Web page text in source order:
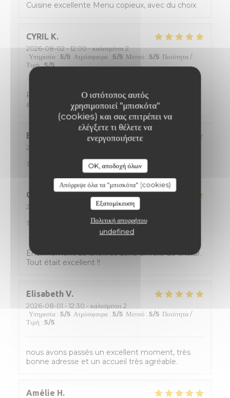
Ο ιστότοπος αυτός
χρησιμοποιεί "μπισκότα"
(cookies) και σας επιτρέπει να
ελέγξετε τι θέλετε να
ενεργοποιήσετε
OK, αποδοχή όλων
Απόρριψε όλα τα "μπισκότα" (cookies)
Εξατομίκευση
Πολιτική απορρήτου
undefined
Cuisine excellente Menu copieux, avec du choix
CYRIL K
2026-08-02- 12:00 - καλεσμένοι 2
Υπηρεσία : 5/5 Ατμόσφαιρα : 5/5 Μενού : 5/5 Ποιότητα /
Τιμή:5/5
Personnel tres accueillant, de tres bon conseil
avec une cuisine formidable !
Eric
2026-08-02
Τιμή
Catherine D
2026-08-01
- 20:00 - καλεσμένοι 2
Τιμή
Énormément de choix et donc difficile de choisir.
Tout était excellent !!
Elisabeth V
2026-08-01 - 12:30 - καλεσμένοι 2
Υπηρεσία : 5/5 Ατμόσφαιρα : 5/5 Μενού : 5/5 Ποιότητα /
Τιμή : 5/5
nous avons passés un excellent moment, très
bonne adresse et un accueil très agréable.
Amélie H